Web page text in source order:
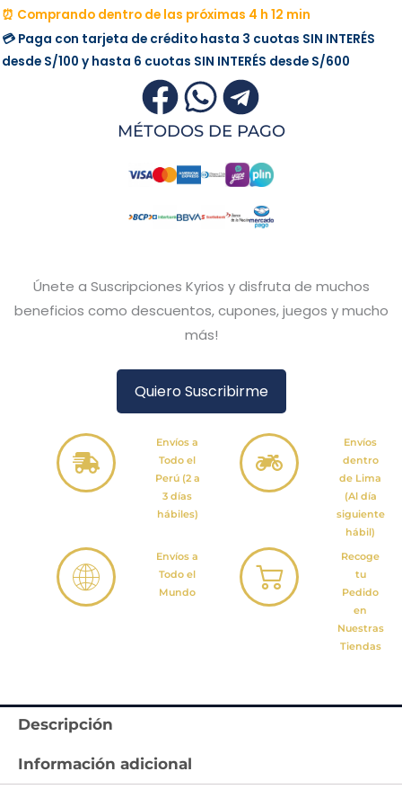
⏰ Comprando dentro de las próximas 4 h 12 min
💳 Paga con tarjeta de crédito hasta 3 cuotas SIN INTERÉS
desde S/100 y hasta 6 cuotas SIN INTERÉS desde S/600
MÉTODOS DE PAGO
Únete a Suscripciones Kyrios y disfruta de muchos
beneficios como descuentos, cupones, juegos y mucho
más!
Quiero Suscribirme
Envíos a
Todo el
Perú (2 a
3 días
hábiles)
Envíos
dentro
de Lima
(Al día
siguiente
hábil)
Envíos a
Todo el
Mundo
Recoge
tu
Pedido
en
Nuestras
Tiendas
Descripción
Información adicional